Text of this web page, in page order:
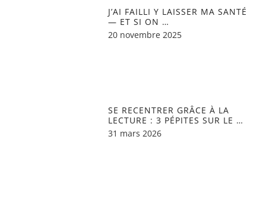
J’AI FAILLI Y LAISSER MA SANTÉ
— ET SI ON …
20 novembre 2025
SE RECENTRER GRÂCE À LA
LECTURE : 3 PÉPITES SUR LE …
31 mars 2026